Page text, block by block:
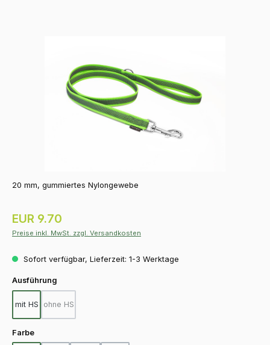
20 mm, gummiertes Nylongewebe
Regulärer Preis:
EUR 9.70
Preise inkl. MwSt. zzgl. Versandkosten
Sofort verfügbar, Lieferzeit: 1-3 Werktage
Ausführung
mit HS ohne HS
(Diese Option ist zurzeit nicht verfügbar.)
Farbeauswählen